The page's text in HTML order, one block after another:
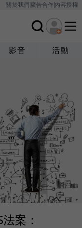
關於我們廣告合作內容授權
影音 活動
案：